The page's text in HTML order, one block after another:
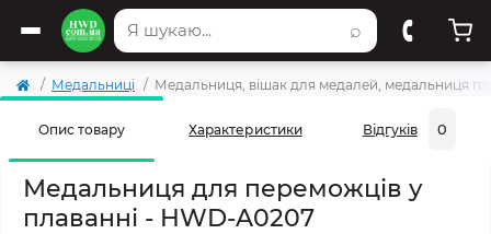
⌕
Медальниці Медальниця, вішак для медалей, медальниця
Опис товару Характеристики Відгуків 0
Медальниця для переможців у
плаванні - HWD-A0207